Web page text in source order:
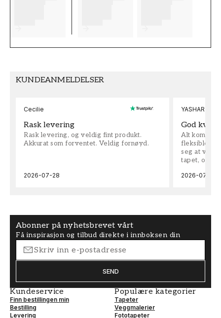
KUNDEANMELDELSER
Cecilie
Rask levering
Rask levering, og veldig fint produkt.
Akkurat som forventet. Veldig fornøyd.
2026-07-28
YASHAR
God
Alt kom
fleksible på
seg at vi
tapet, og
2026-07-04
Abonner på nyhetsbrevet vårt
Få inspirasjon og tilbud direkte i innboksen din
SEND
Kundeservice
Finn bestillingen min
Bestilling
Levering
Populære kategorier
Tapeter
Veggmalerier
Fototapeter